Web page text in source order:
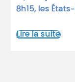
atomiques